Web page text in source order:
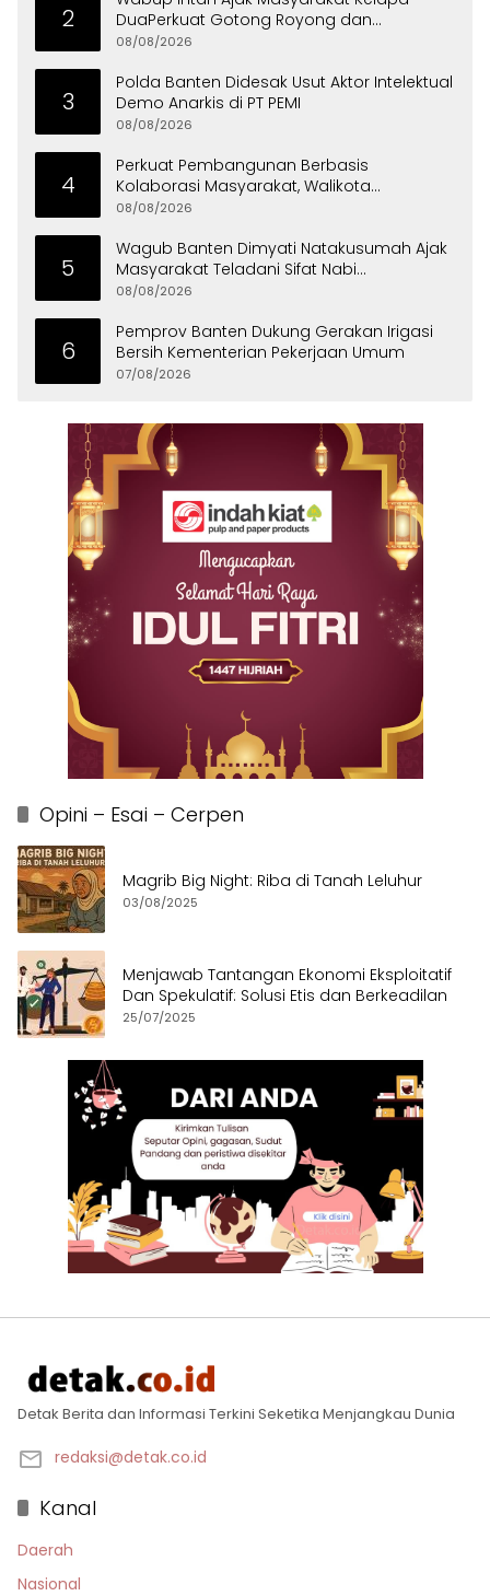
2
DuaPerkuat Gotong Royong dan
Persatuan
08/08/2026
3
Polda Banten Didesak Usut Aktor Intelektual
Demo Anarkis di PT PEMI
08/08/2026
4
Perkuat Pembangunan Berbasis
Kolaborasi Masyarakat, Walikota
Tangerang Raih LPM Award 2026
08/08/2026
5
Wagub Banten Dimyati Natakusumah Ajak
Masyarakat Teladani Sifat Nabi
Muhammad
08/08/2026
6
Pemprov Banten Dukung Gerakan Irigasi
Bersih Kementerian Pekerjaan Umum
07/08/2026
Opini – Esai – Cerpen
Magrib Big Night: Riba di Tanah Leluhur
03/08/2025
Menjawab Tantangan Ekonomi Eksploitatif
Dan Spekulatif: Solusi Etis dan Berkeadilan
25/07/2025
Detak Berita dan Informasi Terkini Seketika Menjangkau Dunia
redaksi@detak.co.id
Kanal
Daerah
Nasional